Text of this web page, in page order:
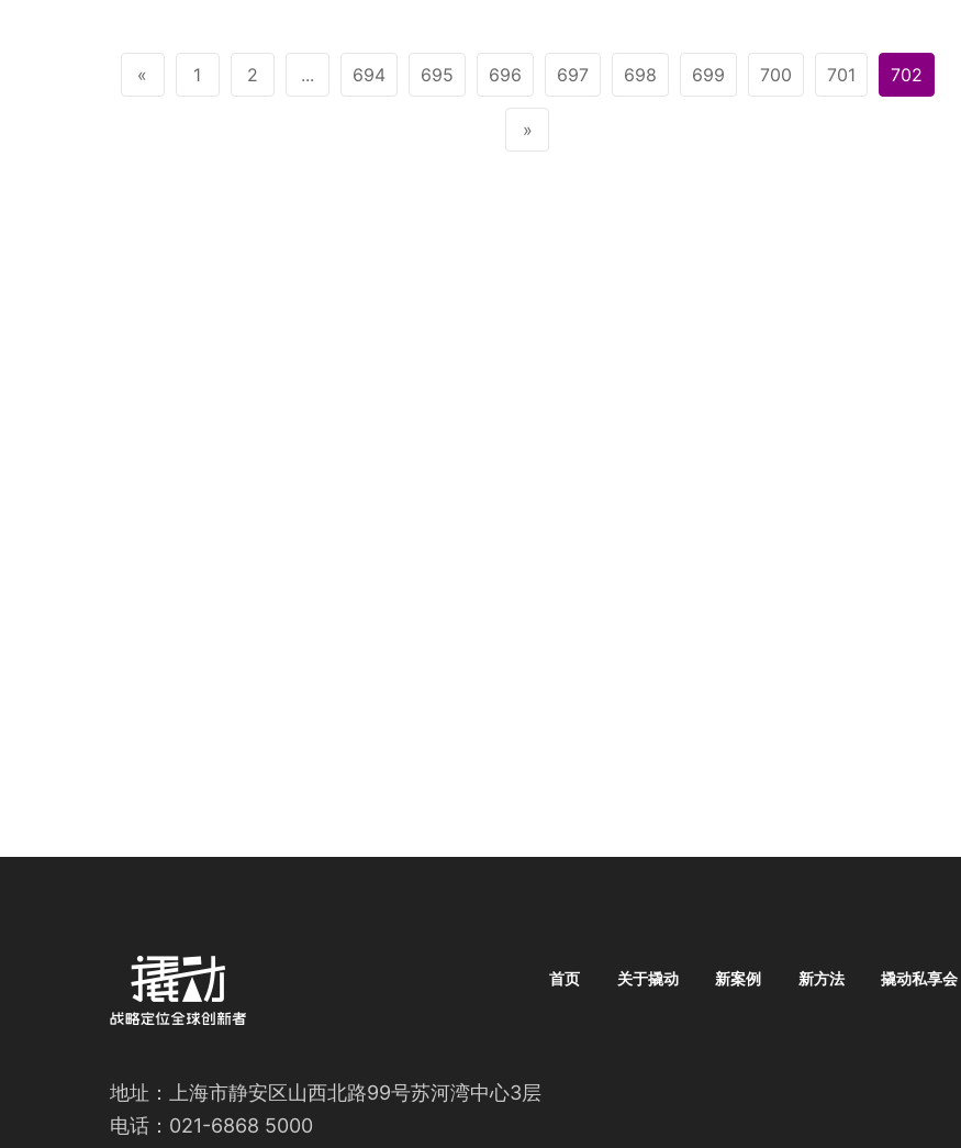
« 1 2 ... 694 695 696 697 698 699 700 701 702
»
地址：上海市静安区山西北路99号苏河湾中心3层
电话：021-6868 5000
首页 关于撬动 新案例 新方法 撬动私享会